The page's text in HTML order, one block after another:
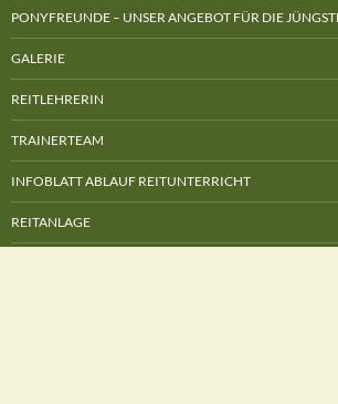
PONYFREUNDE – UNSER ANGEBOT FÜR DIE
GALERIE
REITLEHRERIN
TRAINERTEAM
INFOBLATT ABLAUF REITUNTERRICHT
REITANLAGE